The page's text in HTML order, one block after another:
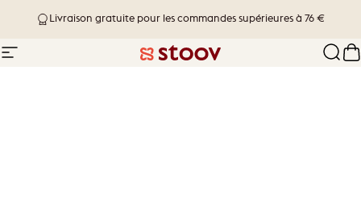
Livraison gratuite pour les commandes supérieures à 76 €
Navigation Stoov® | Cordless Heated Cushions